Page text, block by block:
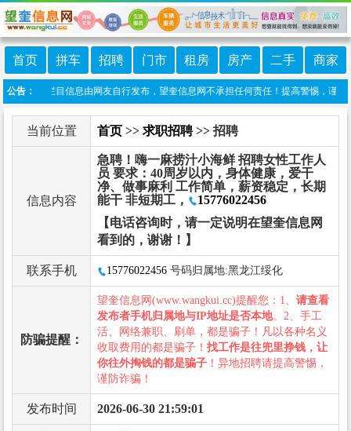
首页 拼车 招聘 门市 租房 房产 二手 商家
公告：
明：本栏目信息由网友自行发布，望奎信息网不承担任何责任！提高警惕，谨防
当前位置 首页 >> 求职招聘>> 招聘
信息内容
急聘！嗨一麻捞汁小海鲜 招聘女性工作人
员 要求：40周岁以内，身体健康，爱干
净、做事麻利 工作简单，薪资稳定，长期
能干 非短期工，
15776022456
【电话咨询时，请一定说明在望奎信息网
看到的，谢谢！】
联系手机 15776022456 号码归属地:黑龙江绥化
防骗提醒：
望奎信息网(www.wangkui.cc)提醒您：1、 请查看
发布者手机归属地与IP地址是否本地。2、手工
活、网络兼职、刷单，都是骗子！凡以各种名义
收取费用的都是骗子！ 找工作是往兜里挣钱，让
你往外掏钱的都是骗子 ！异地招聘请提高警惕，
谨防诈骗！
发布时间 2026-06-30 21:59:01